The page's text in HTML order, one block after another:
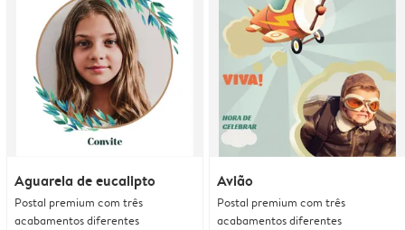
Aguarela de eucalipto
Postal premium com três
acabamentos diferentes
Avião
Postal premium com três
acabamentos diferentes